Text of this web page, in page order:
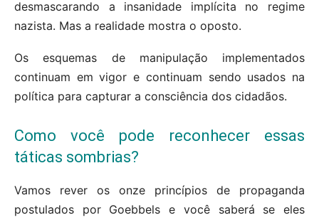
desmascarando a insanidade implícita no regime
nazista. Mas a realidade mostra o oposto.
Os esquemas de manipulação implementados
continuam em vigor e continuam sendo usados ​​na
política para capturar a consciência dos cidadãos.
Como você pode reconhecer essas
táticas sombrias?
Vamos rever os onze princípios de propaganda
postulados por Goebbels e você saberá se eles